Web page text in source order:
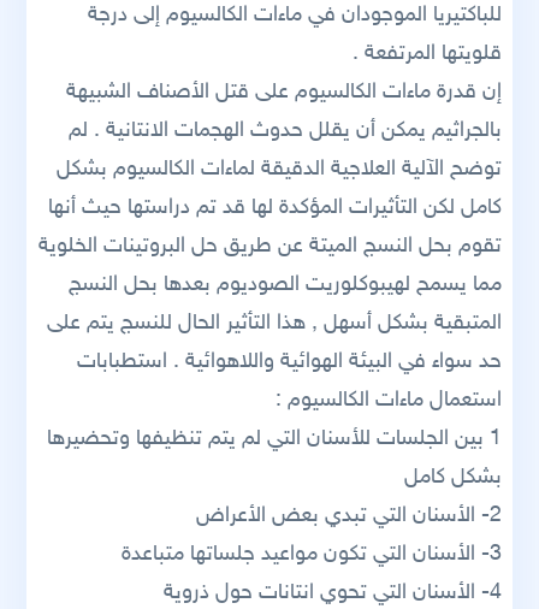
للباكتيريا الموجودان في ماءات الكالسيوم إلى درجة
قلويتها المرتفعة .
إن قدرة ماءات الكالسيوم على قتل الأصناف الشبيهة
بالجراثيم يمكن أن يقلل حدوث الهجمات الانتانية . لم
توضح الآلية العلاجية الدقيقة لماءات الكالسيوم بشكل
كامل لكن التأثيرات المؤكدة لها قد تم دراستها حيث أنها
تقوم بحل النسج الميتة عن طريق حل البروتينات الخلوية
مما يسمح لهيبوكلوريت الصوديوم بعدها بحل النسج
المتبقية بشكل أسهل , هذا التأثير الحال للنسج يتم على
حد سواء في البيئة الهوائية واللاهوائية . استطبابات
استعمال ماءات الكالسيوم :
1 بين الجلسات للأسنان التي لم يتم تنظيفها وتحضيرها
بشكل كامل
2- الأسنان التي تبدي بعض الأعراض
3- الأسنان التي تكون مواعيد جلساتها متباعدة
4- الأسنان التي تحوي انتانات حول ذروية